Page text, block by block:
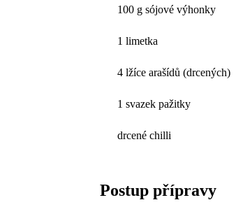
100 g sójové výhonky
1 limetka
4 lžíce arašídů (drcených)
1 svazek pažitky
drcené chilli
Postup přípravy